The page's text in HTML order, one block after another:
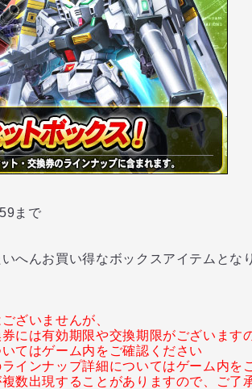
まで
へんお買い得なボックスアイテムとな
ざいませんが、
には有効期限や交換期限がございます
てはゲーム内をご確認ください
インナップ詳細についてはゲーム内を
数出現することがありますので、ご了